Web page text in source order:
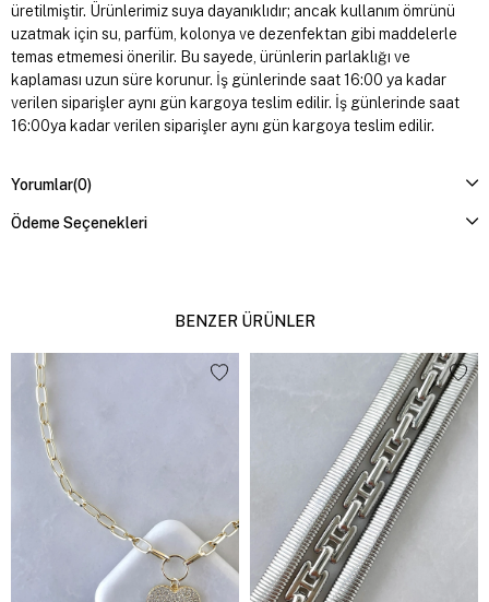
üretilmiştir. Ürünlerimiz suya dayanıklıdır; ancak kullanım ömrünü
uzatmak için su, parfüm, kolonya ve dezenfektan gibi maddelerle
temas etmemesi önerilir. Bu sayede, ürünlerin parlaklığı ve
kaplaması uzun süre korunur. İş günlerinde saat 16:00 ya kadar
verilen siparişler aynı gün kargoya teslim edilir. İş günlerinde saat
16:00ya kadar verilen siparişler aynı gün kargoya teslim edilir.
Yorumlar(0)
Ödeme Seçenekleri
BENZER ÜRÜNLER